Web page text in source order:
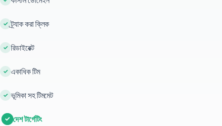
ট্র্যাক করা ক্লিক
রিডাইরেক্ট
একাধিক টিম
ভূমিকা সহ টিমমেট
দেশ টার্গেটিং